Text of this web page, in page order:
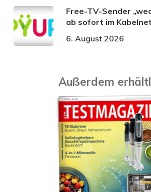
Free-TV-Sender
ab sofort im
6. August 2026
Außerdem